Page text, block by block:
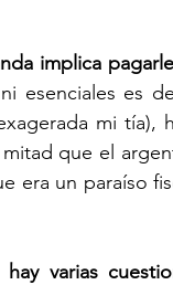
implica
esenciales es
mi tía),
que el
era un paraíso
hay varias